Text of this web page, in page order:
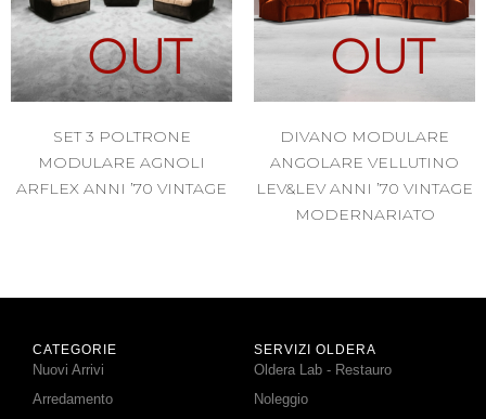
OUT
SET 3 POLTRONE
MODULARE AGNOLI
ARFLEX ANNI ’70 VINTAGE
OUT
DIVANO MODULARE
ANGOLARE VELLUTINO
LEV&LEV ANNI ’70 VINTAGE
MODERNARIATO
CATEGORIE
Nuovi Arrivi
Arredamento
SERVIZI OLDERA
Oldera Lab - Restauro
Noleggio